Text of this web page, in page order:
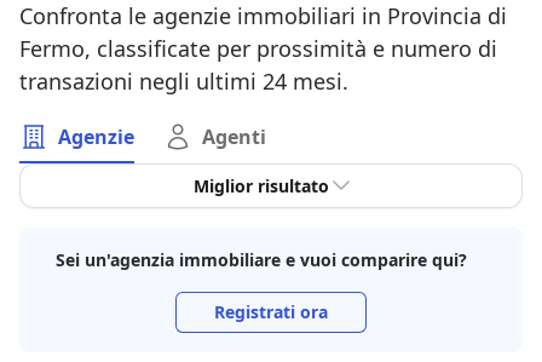
Confronta le agenzie immobiliari in Provincia di
Fermo, classificate per prossimità e numero di
transazioni negli ultimi 24 mesi.
Agenzie Agenti
Miglior risultato
Sei un'agenzia immobiliare e vuoi comparire qui?
Registrati ora